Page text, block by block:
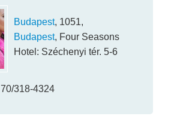
Budapest, 1051,
Budapest, Four Seasons
Hotel: Széchenyi tér. 5-6
70/318-4324